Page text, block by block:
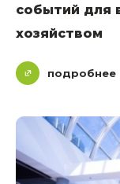
событий для
хозяйством
подробнее